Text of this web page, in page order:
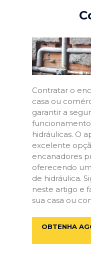
Contratar o
casa ou
garantir a
funcionamento
hidráulicas. O
excelente
encanadores
oferecendo
de hidráulica.
neste artigo e
sua casa ou
OBTENHA